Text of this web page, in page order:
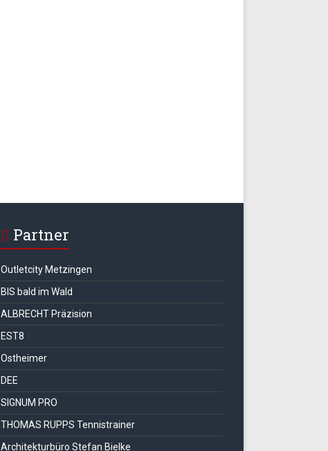
Partner
Outletcity Metzingen
BIS bald im Wald
ALBRECHT Präzision
EST8
Ostheimer
DEE
SIGNUM PRO
THOMAS RUPPS Tennistrainer
Architekturbüro Stefan Bielke